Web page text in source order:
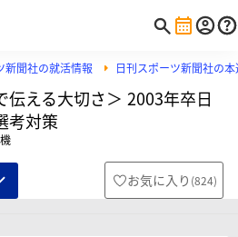
新聞社の就活情報 日刊スポーツ新聞社の
伝える大切さ＞ 2003年卒日
考対策
お気に入り (824)